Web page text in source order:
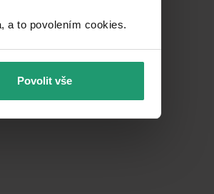
a to povolením cookies.​
Povolit vše